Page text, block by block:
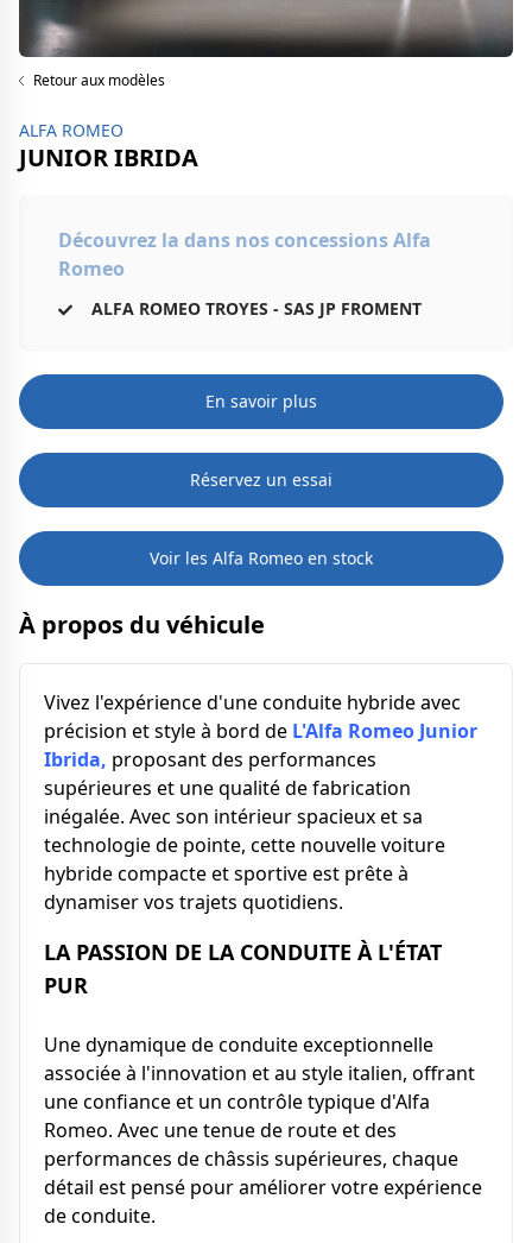
Retour aux modèles
ALFA ROMEO
JUNIOR IBRIDA
Découvrez la dans nos concessions Alfa
Romeo
ALFA ROMEO TROYES - SAS JP FROMENT
En savoir plus
Réservez un essai
Voir les Alfa Romeo en stock
À propos du véhicule
Vivez l'expérience d'une conduite hybride avec
précision et style à bord de L'Alfa Romeo Junior
Ibrida, proposant des performances
supérieures et une qualité de fabrication
inégalée. Avec son intérieur spacieux et sa
technologie de pointe, cette nouvelle voiture
hybride compacte et sportive est prête à
dynamiser vos trajets quotidiens.
LA PASSION DE LA CONDUITE À L'ÉTAT
PUR
Une dynamique de conduite exceptionnelle
associée à l'innovation et au style italien, offrant
une confiance et un contrôle typique d'Alfa
Romeo. Avec une tenue de route et des
performances de châssis supérieures, chaque
détail est pensé pour améliorer votre expérience
de conduite.